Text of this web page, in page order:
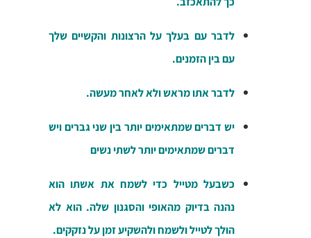
לדבר עם בעלך על הרצונות והקשיים שלך
עם בין הזמנים.
לדבר אתו מראש ולא לאחר מעשה.
יש דברים שמתאימים יותר בין שני גברים ויש
דברים שמתאימים יותר לשתי נשים
כשבעל מטייל כדי לשמח את אשתו הוא
נהנה בדיוק מהאופי והסגנון שלה. הוא לא
הולך לטייל ולשמח ולהשקיע זמן על נזקקים.